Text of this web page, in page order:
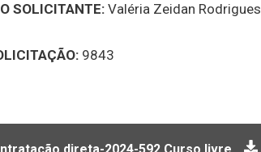
SOLICITANTE: Valéria Zeidan Rodrigues
9843